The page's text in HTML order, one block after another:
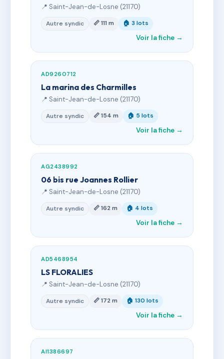
📍 Saint-Jean-de-Losne (21170)
Autre syndic 📏 111 m 🏠 3 lots
Voir la fiche →
AD9260712
La marina des Charmilles
📍 Saint-Jean-de-Losne (21170)
Autre syndic 📏 154 m 🏠 5 lots
Voir la fiche →
AG2438992
06 bis rue Joannes Rollier
📍 Saint-Jean-de-Losne (21170)
Autre syndic 📏 162 m 🏠 4 lots
Voir la fiche →
AD5468954
LS FLORALIES
📍 Saint-Jean-de-Losne (21170)
Autre syndic 📏 172 m 🏠 130 lots
Voir la fiche →
AI1386697